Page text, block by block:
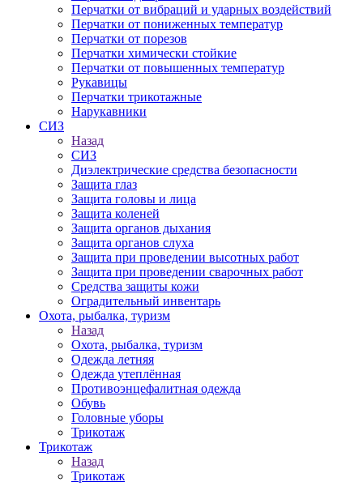
Перчатки от вибраций и ударных воздействий
Перчатки от пониженных температур
Перчатки от порезов
Перчатки химически стойкие
Перчатки от повышенных температур
Рукавицы
Перчатки трикотажные
Нарукавники
СИЗ
Назад
СИЗ
Диэлектрические средства безопасности
Защита глаз
Защита головы и лица
Защита коленей
Защита органов дыхания
Защита органов слуха
Защита при проведении высотных работ
Защита при проведении сварочных работ
Средства защиты кожи
Оградительный инвентарь
Охота, рыбалка, туризм
Назад
Охота, рыбалка, туризм
Одежда летняя
Одежда утеплённая
Противоэнцефалитная одежда
Обувь
Головные уборы
Трикотаж
Трикотаж
Назад
Трикотаж